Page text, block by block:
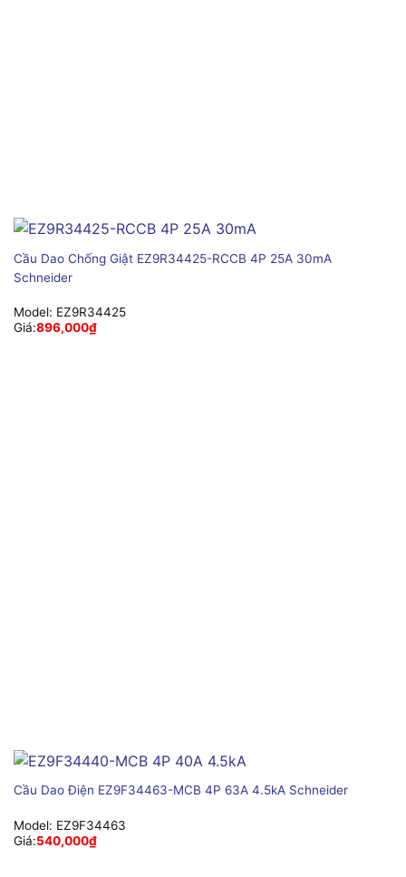
Cầu Dao Chống Giật EZ9R34425-RCCB 4P 25A 30mA
Schneider
Model: EZ9R34425
Giá:896,000₫
Cầu Dao Điện EZ9F34463-MCB 4P 63A 4.5kA Schneider
Model: EZ9F34463
Giá:540,000₫